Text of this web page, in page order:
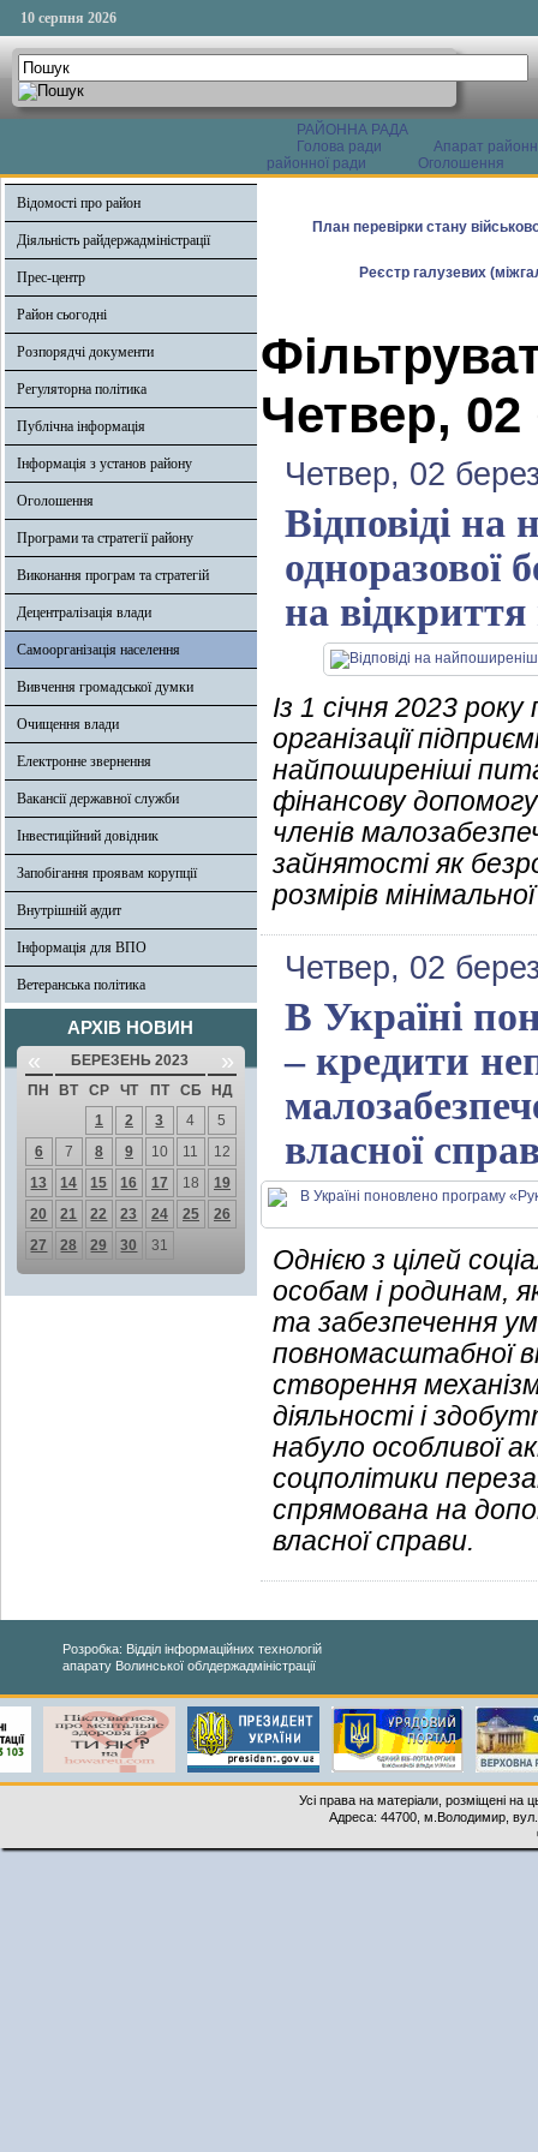
10 серпня 2026
РАЙОННА РАДА
Голова ради
Апарат
районної ради
Оголошення
Відомості про район
Діяльність райдержадміністрації
Прес-центр
Район сьогодні
Розпорядчі документи
Регуляторна політика
Публічна інформація
Інформація з установ району
Оголошення
Програми та стратегії району
Виконання програм та стратегій
Децентралізація влади
Самоорганізація населення
Вивчення громадської думки
Очищення влади
Електронне звернення
Вакансії державної служби
Інвестиційний довідник
Запобігання проявам корупції
Внутрішній аудит
Інформація для ВПО
Ветеранська політика
АРХІВ НОВИН
« БЕРЕЗЕНЬ 2023 »
ПН ВТ СР ЧТ ПТ СБ
НД
1
2 3 4
5
6
7 8 9 10 11
12
13
14 15 16 17 18
19
20
21 22 23 24 25
26
27
28 29 30 31
План перевірки стану
Реєстр галузевих
Четвер, 02
Четвер, 02
Відповіді
одноразової
на
Із 1 січня 2023
організації
найпоширеніші
фінансову
членів
зайнятості як
розмірів
Четвер, 02
В Україні
– кредити
власної
Однією з цілей
особам і родинам,
та забезпечення
повномасштабної
створення
діяльності і
набуло особливої
соцполітики
спрямована на
власної справи.
Розробка: Відділ інформаційних технологій
апарату Волинської облдержадміністрації
Усі права на матеріали, розміщені на
Адреса: 44700, м.Володимир,